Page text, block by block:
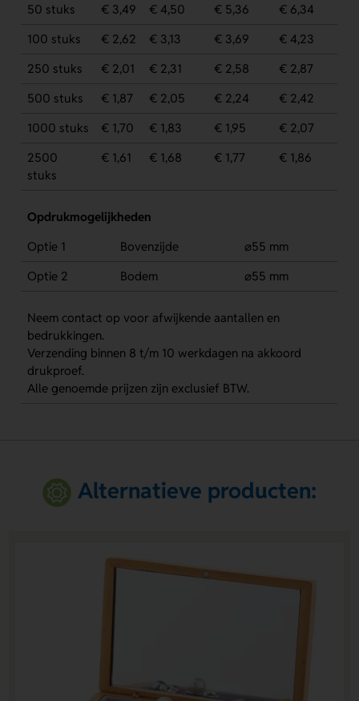
50 stuks
€ 3,49 € 4,50 € 5,36
€ 6,34
100 stuks
€ 2,62 € 3,13 € 3,69
€ 4,23
250 stuks
€ 2,01 € 2,31 € 2,58
€ 2,87
500 stuks
€ 1,87 € 2,05 € 2,24
€ 2,42
1000 stuks
€ 1,70 € 1,83 € 1,95
€ 2,07
2500
stuks
€ 1,61 € 1,68 € 1,77 € 1,86
Opdrukmogelijkheden
Optie 1
Bovenzijde
⌀55 mm
Optie 2
Bodem ⌀55 mm
Neem contact op voor afwijkende aantallen en
bedrukkingen.
Verzending binnen 8 t/m 10 werkdagen na akkoord
drukproef.
Alle genoemde prijzen zijn exclusief BTW.
Alternatieve producten: